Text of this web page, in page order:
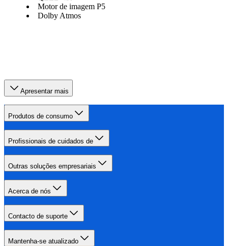
Motor de imagem P5
Dolby Atmos
Apresentar mais
Produtos de consumo
Profissionais de cuidados de
Outras soluções empresariais
Acerca de nós
Contacto de suporte
Mantenha-se atualizado